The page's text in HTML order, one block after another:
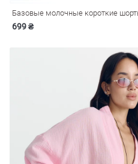
Базовые молочные короткие
699 ₴